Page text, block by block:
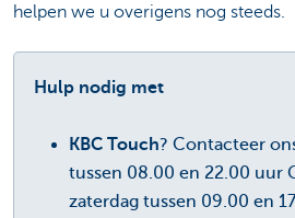
helpen we u overigens nog steeds.
Hulp nodig met
KBC Touch? Contacteer
tussen 08.00 en 22.00 uur
zaterdag tussen 09.00 en